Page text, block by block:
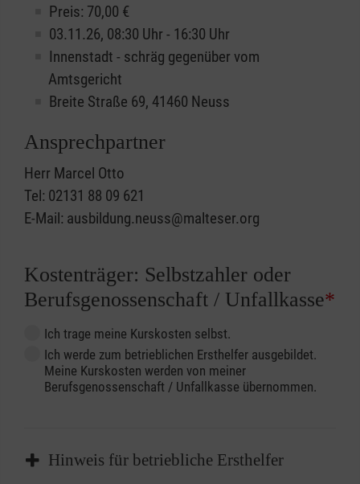
Preis: 70,00 €
03.11.26, 08:30 Uhr - 16:30 Uhr
Innenstadt - schräg gegenüber vom
Amtsgericht
Breite Straße 69, 41460 Neuss
Ansprechpartner
Herr Marcel Otto
Tel: 02131 88 09 621
E-Mail: ausbildung.neuss@malteser.org
Kostenträger: Selbstzahler oder
Berufsgenossenschaft / Unfallkasse*
Ich trage meine Kurskosten selbst.
Ich werde zum betrieblichen Ersthelfer ausgebildet.
Meine Kurskosten werden von meiner
Berufsgenossenschaft / Unfallkasse übernommen.
Hinweis für betriebliche Ersthelfer